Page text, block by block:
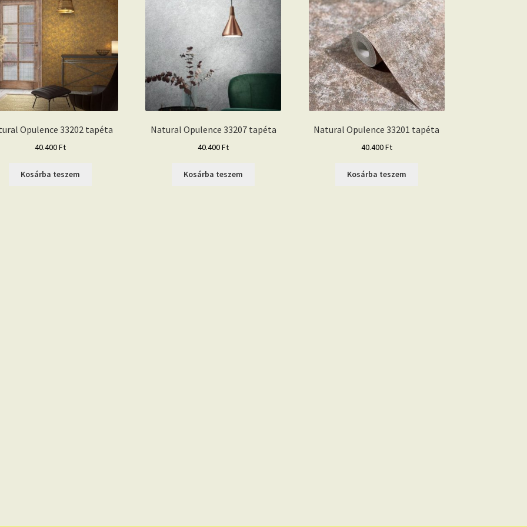
Opulence 33202 tapéta
40.400Ft
Kosárba teszem
Natural Opulence 33207 tapéta
40.400Ft
Kosárba teszem
Natural Opulence 33201 tapéta
40.400Ft
Kosárba teszem